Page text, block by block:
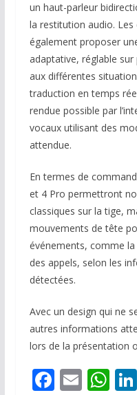
un haut-parleur
la restitution audio.
également proposer
adaptative, réglable sur
aux différentes
traduction en temps
rendue possible par
vocaux utilisant des
attendue.
En termes de
et 4 Pro permettront
classiques sur la tige,
mouvements de tête
événements, comme
des appels, selon les
détectées.
Avec un design qui ne
autres informations
lors de la présentation
F E W